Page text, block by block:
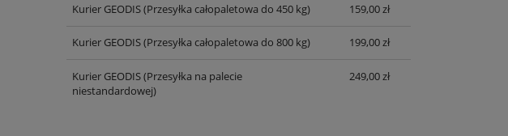
Kurier GEODIS(Przesyłka całopaletowa do 450 kg) 159,00 zł
Kurier GEODIS(Przesyłka całopaletowa do 800 kg) 199,00 zł
Kurier GEODIS(Przesyłka na palecie
niestandardowej)
249,00 zł